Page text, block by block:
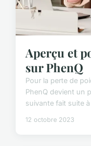
Aperçu et
sur PhenQ
Pour la perte de
PhenQ devient un
suivante fait suite à
12 octobre 2023